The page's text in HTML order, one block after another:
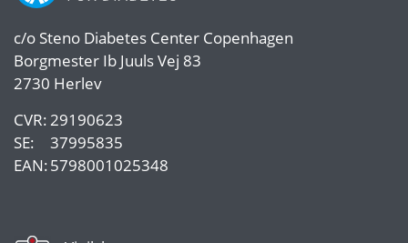
c/o Steno Diabetes Center Copenhagen
Borgmester Ib Juuls Vej 83
2730 Herlev
CVR:29190623
SE:
37995835
EAN:5798001025348